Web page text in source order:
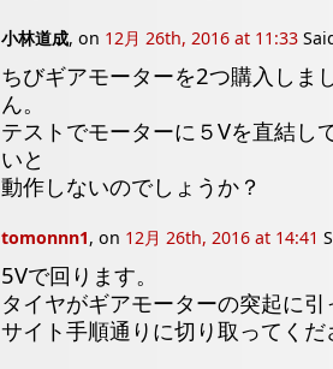
小林道成, on 12月 26th, 2016 at 11:33
ちびギアモーターを2つ購入しま
ん。
テストでモーターに５Vを直結し
いと
動作しないのでしょうか？
tomonnn1, on 12月 26th, 2016 at 14:41
5Vで回ります。
タイヤがギアモーターの突起に
サイト手順通りに切り取ってくだ